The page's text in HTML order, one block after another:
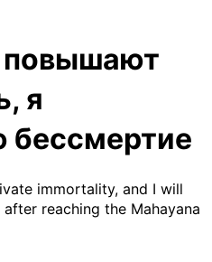
повышают
я
бессмертие
immortality, and I will
reaching the Mahayana